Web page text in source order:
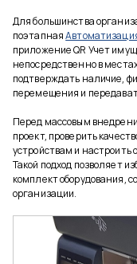
Для большинства
поэтапная
приложение QR Учет
непосредственно в
подтверждать наличие,
перемещения и
Перед массовым
проект, проверить
устройствам и настроить
Такой подход позволяет
комплект оборудования,
организации.